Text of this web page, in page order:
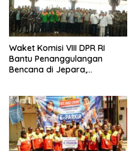
Waket Komisi VIII DPR RI
Bantu Penanggulangan
Bencana di Jepara,